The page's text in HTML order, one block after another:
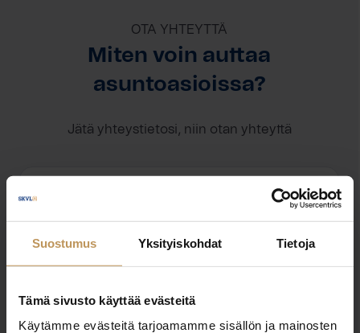
Suostumus Yksityiskohdat Tietoja
Tämä sivusto käyttää evästeitä
Käytämme evästeitä tarjoamamme sisällön ja mainosten
OTA YHTEYTTÄ
Miten voin auttaa
asuntoasioissa?
Jätä yhteystietosi, niin otan yhteyttä